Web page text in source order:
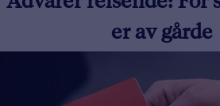
er av gårde